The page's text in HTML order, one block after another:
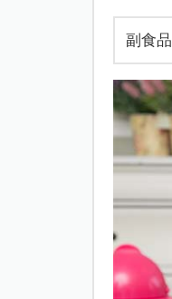
副食